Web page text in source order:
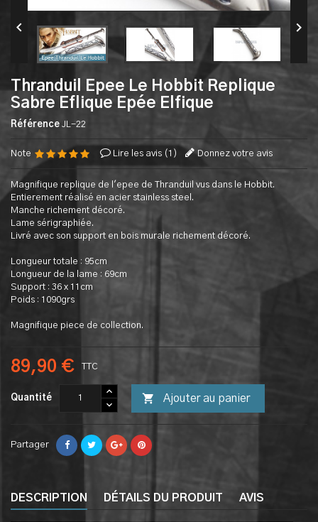
 
Thranduil Epee Le Hobbit Replique
Sabre Eflique Epée Elfique
Référence JL-22
Note Lire les avis ( 1 ) Donnez votre avis
Magnifique replique de l'epee de Thranduil vus dans le Hobbit.
Entierement réalisé en acier stainless steel.
Manche richement décoré.
Lame sérigraphiée.
Livré avec son support en bois murale richement décoré.
Longueur totale : 95cm
Longueur de la lame : 69cm
Support : 36 x 11cm
Poids : 1090grs
Magnifique piece de collection.
89,90 € TTC
Quantité  Ajouter au panier
Partager
DESCRIPTION DÉTAILS DU PRODUIT AVIS